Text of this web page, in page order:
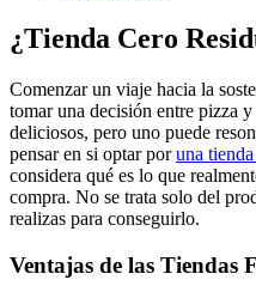
¿Tienda Cero
Comenzar un viaje hacia la
tomar una decisión entre pizza
deliciosos, pero uno puede
pensar en si optar poruna
considera qué es lo que
compra. No se trata solo del
realizas para conseguirlo.
Ventajas de las Tiendas